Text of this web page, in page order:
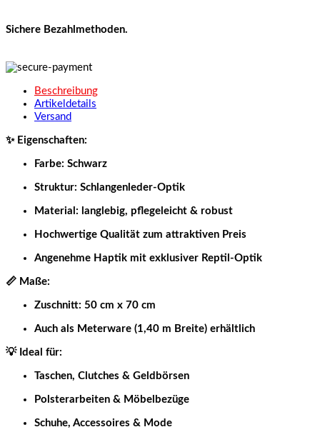
Sichere Bezahlmethoden.
Beschreibung
Artikeldetails
Versand
✨ Eigenschaften:
Farbe: Schwarz
Struktur: Schlangenleder-Optik
Material: langlebig, pflegeleicht & robust
Hochwertige Qualität zum attraktiven Preis
Angenehme Haptik mit exklusiver Reptil-Optik
📏 Maße:
Zuschnitt: 50 cm x 70 cm
Auch als Meterware (1,40 m Breite) erhältlich
💡 Ideal für:
Taschen, Clutches & Geldbörsen
Polsterarbeiten & Möbelbezüge
Schuhe, Accessoires & Mode